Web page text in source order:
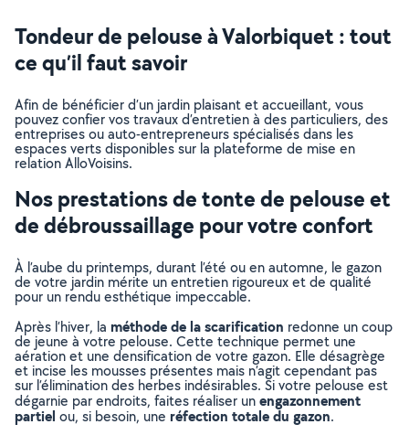
Tondeur de pelouse à Valorbiquet : tout
ce qu’il faut savoir
Afin de bénéficier d’un jardin plaisant et accueillant, vous
pouvez confier vos travaux d’entretien à des particuliers, des
entreprises ou auto-entrepreneurs spécialisés dans les
espaces verts disponibles sur la plateforme de mise en
relation AlloVoisins.
Nos prestations de tonte de pelouse et
de débroussaillage pour votre confort
À l’aube du printemps, durant l’été ou en automne, le gazon
de votre jardin mérite un entretien rigoureux et de qualité
pour un rendu esthétique impeccable.
Après l’hiver, la méthode de la scarification redonne un coup
de jeune à votre pelouse. Cette technique permet une
aération et une densification de votre gazon. Elle désagrège
et incise les mousses présentes mais n’agit cependant pas
sur l’élimination des herbes indésirables. Si votre pelouse est
dégarnie par endroits, faites réaliser unengazonnement
partiel ou, si besoin, une réfection totale du gazon.